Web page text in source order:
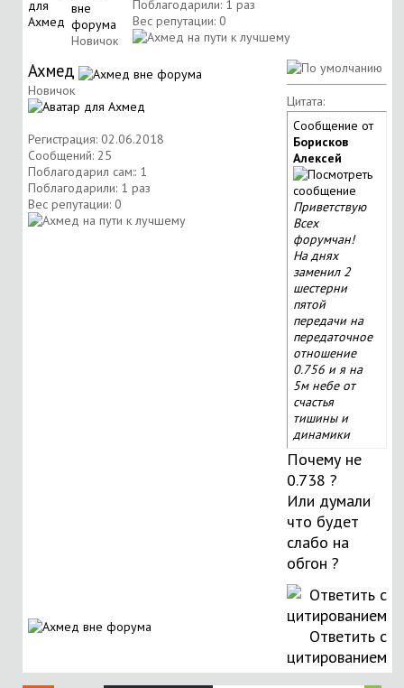
Новичок
Поблагодарили: 1 раз
Вес репутации: 0
Ахмед
Новичок
Регистрация: 02.06.2018
Сообщений: 25
Поблагодарил сам:: 1
Поблагодарили: 1 раз
Вес репутации: 0
Цитата:
Сообщение от
Борисков
Алексей
Приветствую
Всех
форумчан!
На днях
заменил 2
шестерни
пятой
передачи на
передаточное
отношение
0.756 и я на
5м небе от
счастья
тишины и
динамики
Почему не
0.738 ?
Или думали
что будет
слабо на
обгон ?
Ответить с
цитированием